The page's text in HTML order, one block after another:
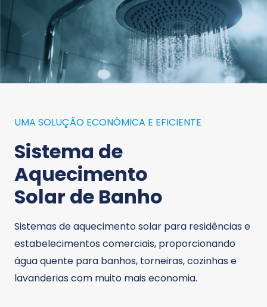
UMA SOLUÇÃO ECONÔMICA E EFICIENTE
Sistema de
Aquecimento
Solar de Banho
Sistemas de aquecimento solar para residências e
estabelecimentos comerciais, proporcionando
água quente para banhos, torneiras, cozinhas e
lavanderias com muito mais economia.